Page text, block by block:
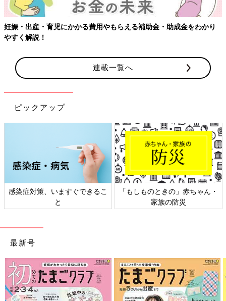
妊娠・出産・育児にかかる費用やもらえる補助金・助成金をわかり
やすく解説！
連載一覧へ
ピックアップ
感染症対策、いますぐできるこ
と
「もしものときの」赤ちゃん・
家族の防災
最新号